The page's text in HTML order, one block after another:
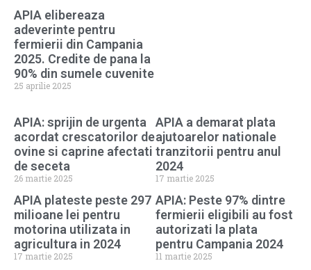
APIA elibereaza
adeverinte pentru
fermierii din Campania
2025. Credite de pana la
90% din sumele cuvenite
25 aprilie 2025
APIA: sprijin de urgenta
acordat crescatorilor de
ovine si caprine afectati
de seceta
26 martie 2025
APIA a demarat plata
ajutoarelor nationale
tranzitorii pentru anul
2024
17 martie 2025
APIA plateste peste 297
milioane lei pentru
motorina utilizata in
agricultura in 2024
17 martie 2025
APIA: Peste 97% dintre
fermierii eligibili au fost
autorizati la plata
pentru Campania 2024
11 martie 2025